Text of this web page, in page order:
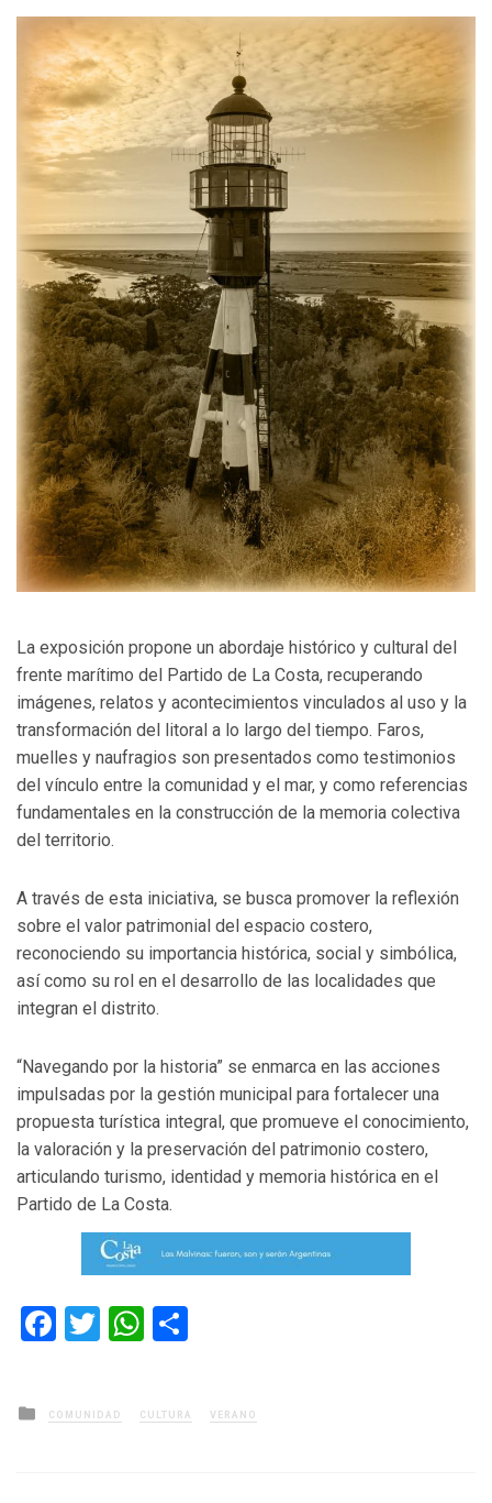
La exposición propone un abordaje histórico y cultural del
frente marítimo del Partido de La Costa, recuperando
imágenes, relatos y acontecimientos vinculados al uso y la
transformación del litoral a lo largo del tiempo. Faros,
muelles y naufragios son presentados como testimonios
del vínculo entre la comunidad y el mar, y como referencias
fundamentales en la construcción de la memoria colectiva
del territorio.
A través de esta iniciativa, se busca promover la reflexión
sobre el valor patrimonial del espacio costero,
reconociendo su importancia histórica, social y simbólica,
así como su rol en el desarrollo de las localidades que
integran el distrito.
“Navegando por la historia” se enmarca en las acciones
impulsadas por la gestión municipal para fortalecer una
propuesta turística integral, que promueve el conocimiento,
la valoración y la preservación del patrimonio costero,
articulando turismo, identidad y memoria histórica en el
Partido de La Costa.
Facebook
TwitterWhatsApp
Posted
in
COMUNIDAD CULTURA VERANO